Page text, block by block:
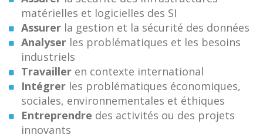
matérielles et logicielles des SI
Assurer la gestion et la sécurité des données
Analyser les problématiques et les besoins
industriels
Travailler en contexte international
Intégrer les problématiques économiques,
sociales, environnementales et éthiques
Entreprendre des activités ou des projets
innovants